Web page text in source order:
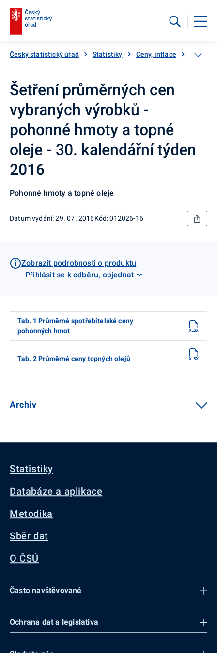
Český statistický úřad Statistiky Ceny, inflace
Šetření průměrných cen
vybraných výrobků -
pohonné hmoty a topné
oleje - 30. kalendářní týden
2016
Pohonné hmoty a topné oleje
Datum vydání: 29. 07. 2016Kód: 012026-16
Zobrazit podrobnosti o produktu
Přihlásit se k odběru, objednat
Tab. 1 Průměrné spotřebitelské ceny
pohonných hmot
Tab. 2 Průměrné ceny topných olejů
Archiv
Statistiky
Databáze a aplikace
Metodika
Sběr dat
O ČSÚ
Často navštěvované
Ochrana dat a legislativa